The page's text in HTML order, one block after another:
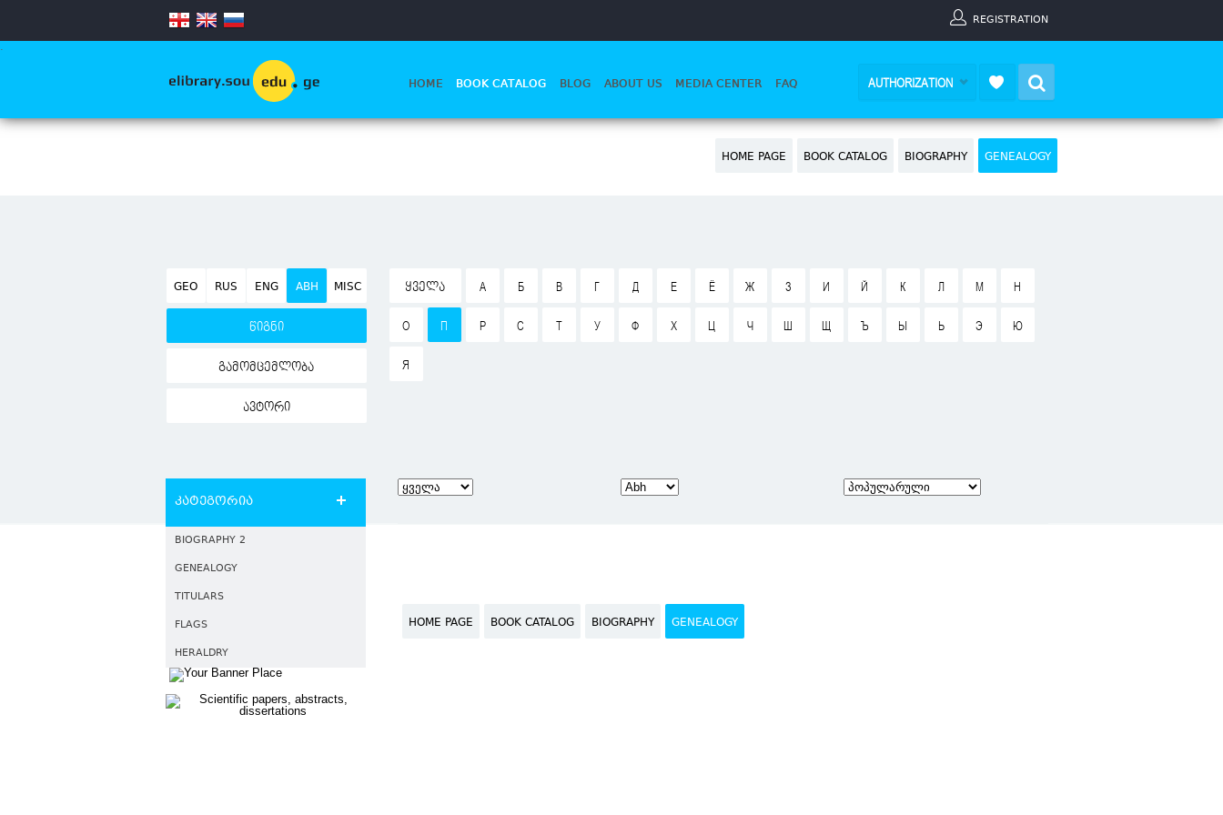
REGISTRATION
.
HOME BOOK CATALOG BLOG ABOUT US MEDIA CENTER FAQ AUTHORIZATION
HOME PAGE BOOK CATALOG BIOGRAPHY GENEALOGY
GEO RUS ENG ABH MISC
წიგნი
გამომცემლობა
ავტორი
ᲧᲕᲔᲚᲐ А Б В Г Д Е Ё Ж З И Й К Л М Н
О П Р С Т У Ф Х Ц Ч Ш Щ Ъ Ы Ь Э Ю
Я
კატეგორია
BIOGRAPHY 2
GENEALOGY
TITULARS
FLAGS
HERALDRY
HOME PAGE BOOK CATALOG BIOGRAPHY GENEALOGY